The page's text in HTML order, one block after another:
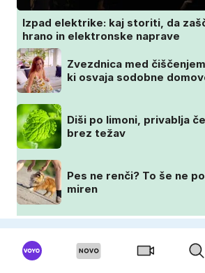
Izpad elektrike: kaj storiti, da
hrano in elektronske naprave
Zvezdnica med
ki osvaja sodobne
Diši po limoni, privablja
brez težav
Pes ne renči? To še ne
miren